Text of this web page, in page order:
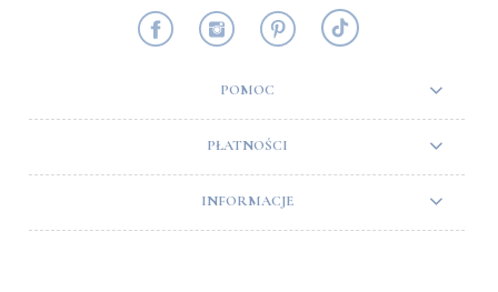
POMOC
PŁATNOŚCI
INFORMACJE